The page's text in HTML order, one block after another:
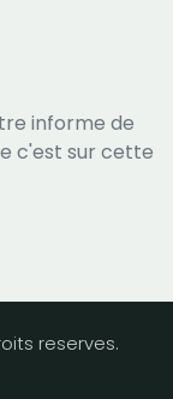
informe de
c'est sur cette
reserves.